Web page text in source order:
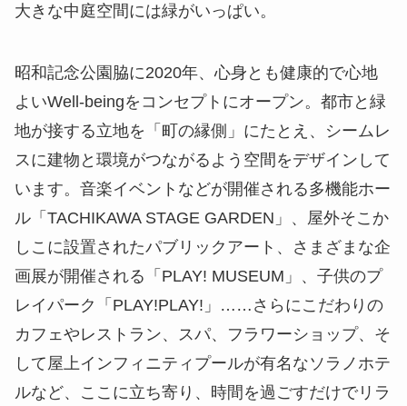
大きな中庭空間には緑がいっぱい。
昭和記念公園脇に2020年、心身とも健康的で心地
よいWell-beingをコンセプトにオープン。都市と緑
地が接する立地を「町の縁側」にたとえ、シームレ
スに建物と環境がつながるよう空間をデザインして
います。音楽イベントなどが開催される多機能ホー
ル「TACHIKAWA STAGE GARDEN」、屋外そこか
しこに設置されたパブリックアート、さまざまな企
画展が開催される「PLAY! MUSEUM」、子供のプ
レイパーク「PLAY!PLAY!」……さらにこだわりの
カフェやレストラン、スパ、フラワーショップ、そ
して屋上インフィニティプールが有名なソラノホテ
ルなど、ここに立ち寄り、時間を過ごすだけでリラ